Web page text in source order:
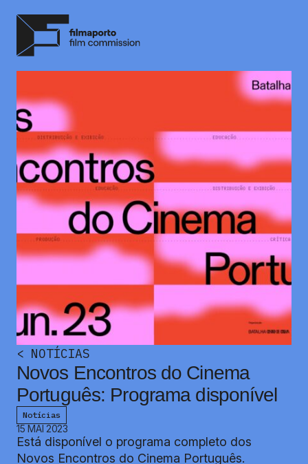
< NOTÍCIAS
Novos Encontros do Cinema
Português: Programa disponível
Notícias
15 MAI 2023
Está disponível o programa completo dos
Novos Encontros do Cinema Português.